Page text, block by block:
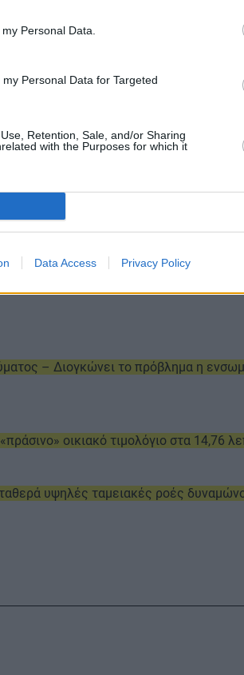
Personal Data.
Personal Data for Targeted
Retention, Sale, and/or Sharing
with the Purposes for which it
Data Access Privacy Policy
ανησυχία για τις εξελίξεις
ημέρες η τιμή χονδρικής της
προκαλώντας έντονες ανησυχίες για
ηλεκτρικής ενέργειας σήμερα
6 ήταν στα 104,15 ευρώ/MWh και
των ΑΠΕ είναι 49,45%. Η χρήση
χονδρική τιμή, λόγω και αυξημένης
σε σχετικά χαμηλά επίπεδα 11%,
των μεγάλων υδροηλεκτρικών
στο 4,6% και των μπαταριών στο 0,28%.
– Διογκώνει το πρόβλημα η
οικιακό τιμολόγιο στα 14,76
υψηλές ταμειακές ροές